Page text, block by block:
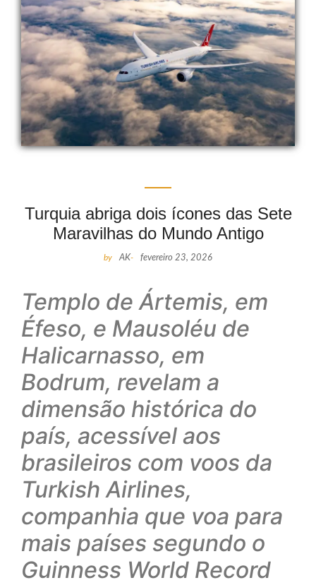
Turquia abriga dois ícones das Sete
Maravilhas do Mundo Antigo
by AK- fevereiro 23, 2026
Templo de Ártemis, em
Éfeso, e Mausoléu de
Halicarnasso, em
Bodrum, revelam a
dimensão histórica do
país, acessível aos
brasileiros com voos da
Turkish Airlines,
companhia que voa para
mais países segundo o
Guinness World Record